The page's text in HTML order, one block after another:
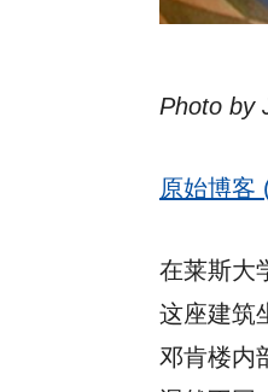
Photo by
原始博客
在莱斯大
这座建筑
邓肯楼内